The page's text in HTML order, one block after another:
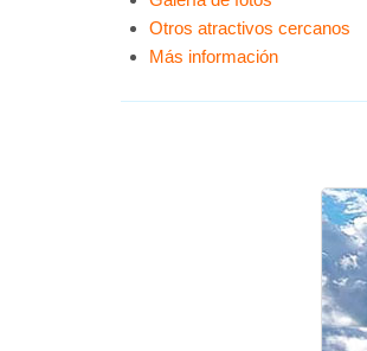
Otros atractivos cercanos
Más información